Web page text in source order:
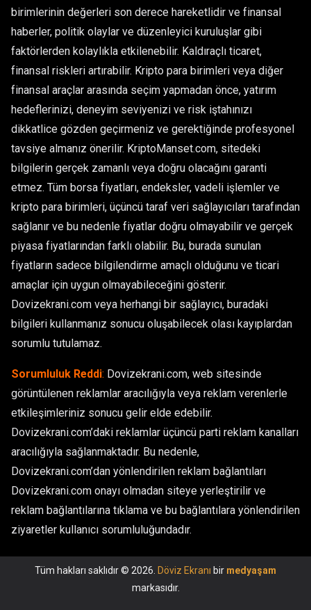
birimlerinin değerleri son derece hareketlidir ve finansal
haberler, politik olaylar ve düzenleyici kuruluşlar gibi
faktörlerden kolaylıkla etkilenebilir. Kaldıraçlı ticaret,
finansal riskleri artırabilir. Kripto para birimleri veya diğer
finansal araçlar arasında seçim yapmadan önce, yatırım
hedeflerinizi, deneyim seviyenizi ve risk iştahınızı
dikkatlice gözden geçirmeniz ve gerektiğinde profesyonel
tavsiye almanız önerilir. KriptoManset.com, sitedeki
bilgilerin gerçek zamanlı veya doğru olacağını garanti
etmez. Tüm borsa fiyatları, endeksler, vadeli işlemler ve
kripto para birimleri, üçüncü taraf veri sağlayıcıları tarafından
sağlanır ve bu nedenle fiyatlar doğru olmayabilir ve gerçek
piyasa fiyatlarından farklı olabilir. Bu, burada sunulan
fiyatların sadece bilgilendirme amaçlı olduğunu ve ticari
amaçlar için uygun olmayabileceğini gösterir.
Dovizekrani.com veya herhangi bir sağlayıcı, buradaki
bilgileri kullanmanız sonucu oluşabilecek olası kayıplardan
sorumlu tutulamaz.
Sorumluluk Reddi: Dovizekrani.com, web sitesinde
görüntülenen reklamlar aracılığıyla veya reklam verenlerle
etkileşimleriniz sonucu gelir elde edebilir.
Dovizekrani.com’daki reklamlar üçüncü parti reklam kanalları
aracılığıyla sağlanmaktadır. Bu nedenle,
Dovizekrani.com’dan yönlendirilen reklam bağlantıları
Dovizekrani.com onayı olmadan siteye yerleştirilir ve
reklam bağlantılarına tıklama ve bu bağlantılara yönlendirilen
ziyaretler kullanıcı sorumluluğundadır.
Tüm hakları saklıdır © 2026. Döviz Ekranı bir medyaşam
markasıdır.